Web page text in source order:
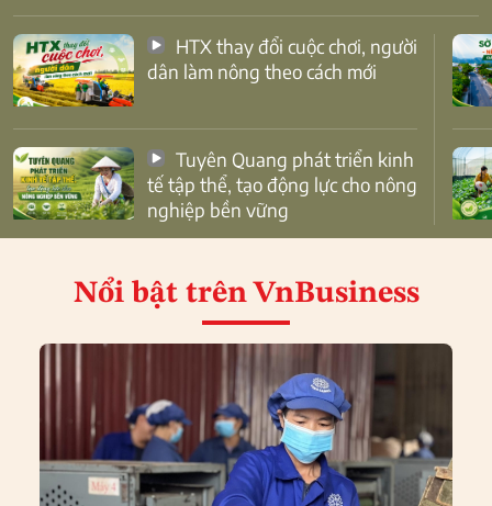
dân làm nông theo cách mới
tế tập thể, tạo động lực cho nông
nghiệp bền vững
Nổi bật trên VnBusiness